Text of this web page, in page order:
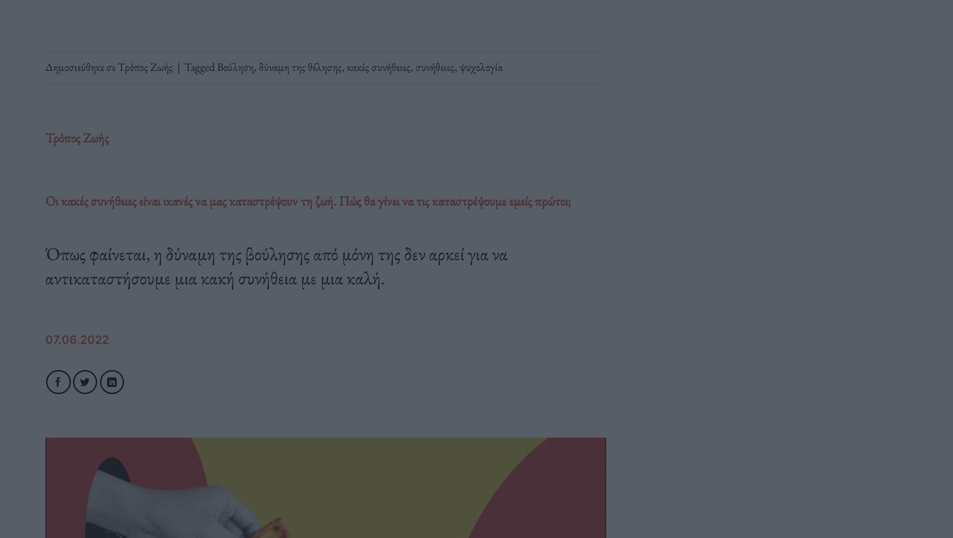
Δημοσιεύθηκε σεΤρόπος Ζωής | TaggedΒούληση,δύναμη της θέλησης,κακές συνήθειες,συνήθειες,ψυχολογία
Τρόπος Ζωής
Οι κακές συνήθειες είναι ικανές να μας καταστρέψουν τη ζωή. Πώς θα γίνει να τις καταστρέψουμε εμείς πρώτοι;
Όπως φαίνεται, η δύναμη της βούλησης από μόνη της δεν αρκεί για να
αντικαταστήσουμε μια κακή συνήθεια με μια καλή.
07.06.2022